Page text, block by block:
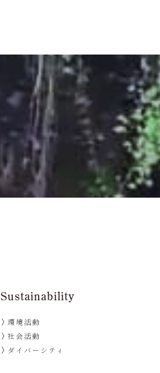
Sustainability
環境活動
社会活動
ダイバーシティ